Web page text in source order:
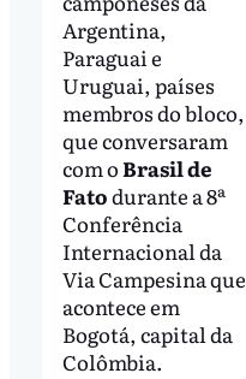
Argentina,
Paraguai e
Uruguai, países
membros do bloco,
que conversaram
com oBrasil de
Fatodurante a 8ª
Conferência
Internacional da
Via Campesina que
acontece em
Bogotá, capital da
Colômbia.